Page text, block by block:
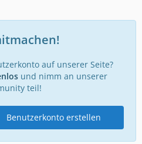
auf unserer Seite?
und nimm an unserer
teil!
Benutzerkonto erstellen